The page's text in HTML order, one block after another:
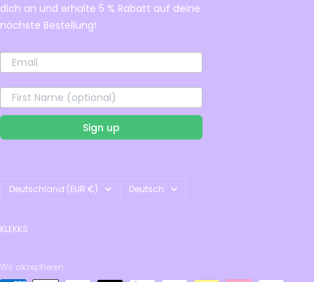
dich an und erhalte 5 % Rabatt auf deine
nächste Bestellung!
Sign up
Land/Region
Deutschland (EUR €) Sprache
Deutsch
KLEKKS
Wir akzeptieren